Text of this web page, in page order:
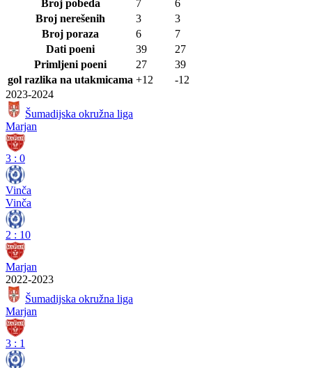
Broj pobeda
7
6
Broj nerešenih
3
3
Broj poraza
6
7
Dati poeni
39
27
Primljeni poeni
27
39
gol razlika na utakmicama +12
-12
2023-2024
Šumadijska okružna liga
Marjan
3 : 0
Vinča
Vinča
2 : 10
Marjan
2022-2023
Šumadijska okružna liga
Marjan
3 : 1